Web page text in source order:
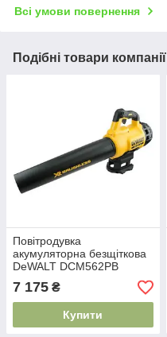
Всі умови повернення
Подібні товари компанії
Повітродувка
акумуляторна безщіткова
DeWALT DCM562PB
7 175 ₴
Купити